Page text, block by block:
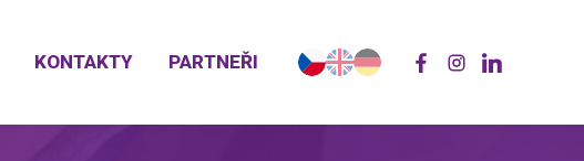
KONTAKTY PARTNEŘI